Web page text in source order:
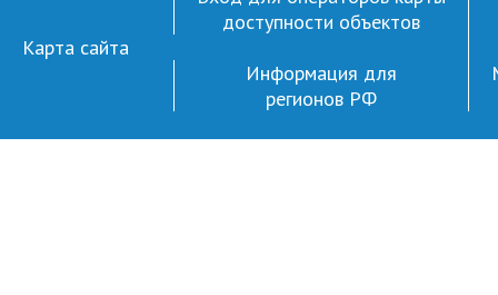
Карта сайта
доступности объектов
Информация для
регионов РФ